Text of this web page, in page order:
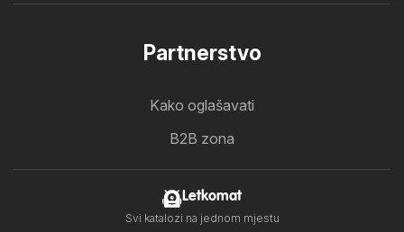
Partnerstvo
Kako oglašavati
B2B zona
Letkomat
Svi katalozi na jednom mjestu